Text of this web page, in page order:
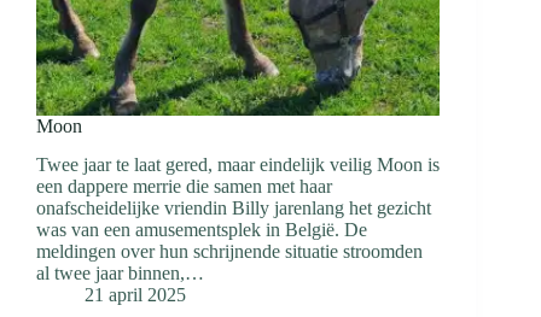
Moon
Twee jaar te laat gered, maar eindelijk veilig Moon is
een dappere merrie die samen met haar
onafscheidelijke vriendin Billy jarenlang het gezicht
was van een amusementsplek in België. De
meldingen over hun schrijnende situatie stroomden
al twee jaar binnen,…
21 april 2025